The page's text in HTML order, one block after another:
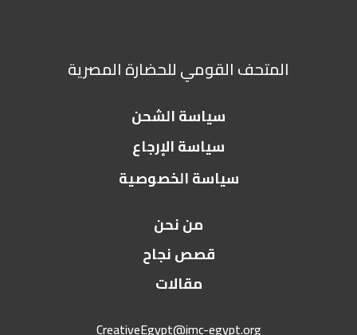
المتحف القومي للحضارة المصرية
سياسة الشحن
سياسة الإرجاع
سياسة الخصوصية
من نحن
قصص نجاح
مقالات
CreativeEgypt@imc-egypt.org